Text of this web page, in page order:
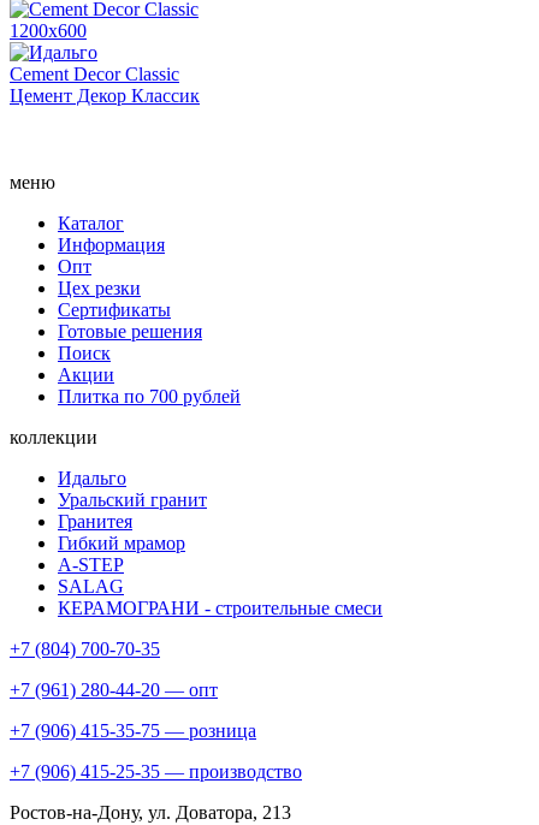
1200х600
Cement Decor Classic
Цемент Декор Классик
меню
Каталог
Информация
Опт
Цех резки
Сертификаты
Готовые решения
Поиск
Акции
Плитка по 700 рублей
коллекции
Идальго
Уральский гранит
Гранитея
Гибкий мрамор
A-STEP
SALAG
КЕРАМОГРАНИ - строительные смеси
+7 (804) 700-70-35
+7 (961) 280-44-20 — опт
+7 (906) 415-35-75 — розница
+7 (906) 415-25-35 — производство
Ростов-на-Дону, ул. Доватора, 213